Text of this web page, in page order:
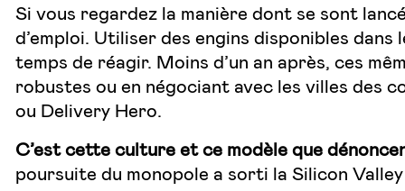
Si vous regardez la manière dont se sont
d’emploi. Utiliser des engins disponibles dans
temps de réagir. Moins d’un an après, ces
robustes ou en négociant avec les villes des
ou Delivery Hero.
C’est cette culture et ce modèle que
poursuite du monopole a sorti la Silicon